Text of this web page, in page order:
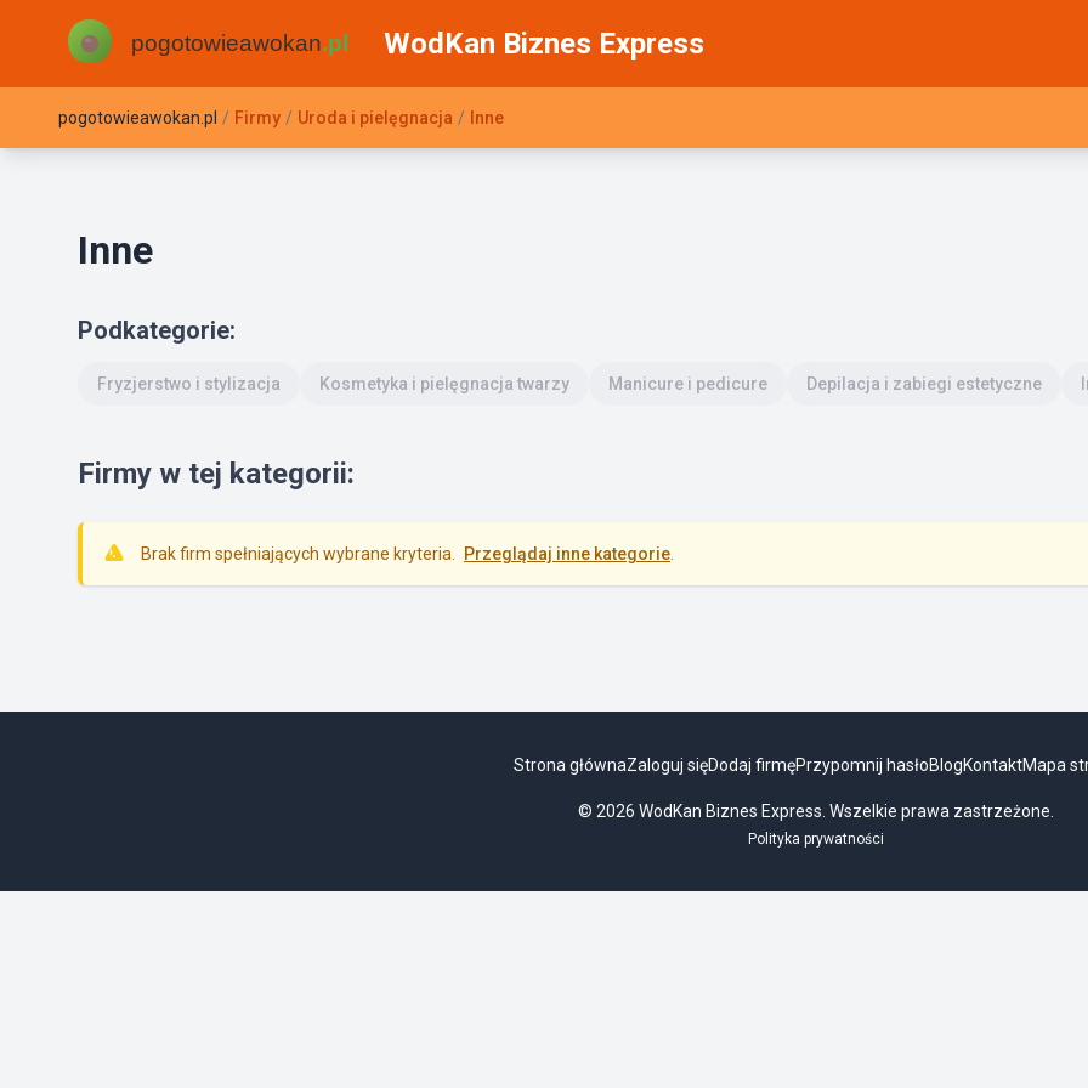
WodKan Biznes Express
pogotowieawokan.pl / Firmy / Uroda i pielęgnacja / Inne
Inne
Podkategorie:
Fryzjerstwo i stylizacja Kosmetyka i pielęgnacja twarzy Manicure i pedicure Depilacja i zabiegi estetyczne
Firmy w tej kategorii:
Brak firm spełniających wybrane kryteria. Przeglądaj inne kategorie
Strona głównaZaloguj sięDodaj firmęPrzypomnij hasłoBlogKontaktMapa
© 2026 WodKan Biznes Express. Wszelkie prawa zastrzeżone.
Polityka prywatności